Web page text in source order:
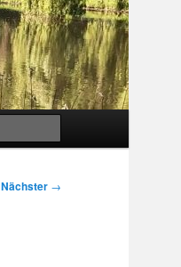
Nächster →